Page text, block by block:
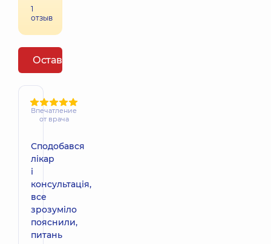
1
отзыв
Оставить отзыв
Впечатление
от врача
Сподобався
лікар
і
консультація,
все
зрозуміло
пояснили,
питань